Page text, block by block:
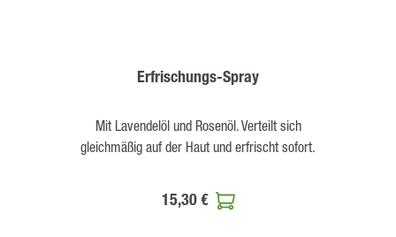
Erfrischungs-Spray
Mit Lavendelöl und Rosenöl. Verteilt sich
gleichmäßig auf der Haut und erfrischt sofort.
15,30 €